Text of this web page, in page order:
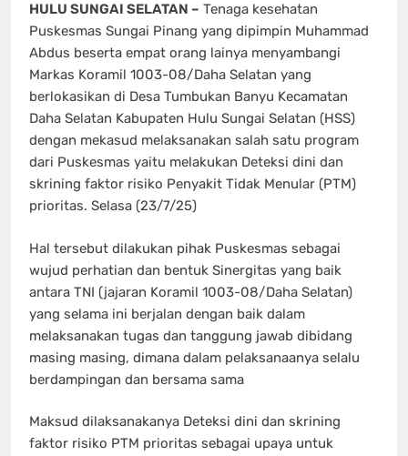
HULU SUNGAI SELATAN – Tenaga kesehatan
Puskesmas Sungai Pinang yang dipimpin Muhammad
Abdus beserta empat orang lainya menyambangi
Markas Koramil 1003-08/Daha Selatan yang
berlokasikan di Desa Tumbukan Banyu Kecamatan
Daha Selatan Kabupaten Hulu Sungai Selatan (HSS)
dengan mekasud melaksanakan salah satu program
dari Puskesmas yaitu melakukan Deteksi dini dan
skrining faktor risiko Penyakit Tidak Menular (PTM)
prioritas. Selasa (23/7/25)
Hal tersebut dilakukan pihak Puskesmas sebagai
wujud perhatian dan bentuk Sinergitas yang baik
antara TNI (jajaran Koramil 1003-08/Daha Selatan)
yang selama ini berjalan dengan baik dalam
melaksanakan tugas dan tanggung jawab dibidang
masing masing, dimana dalam pelaksanaanya selalu
berdampingan dan bersama sama
Maksud dilaksanakanya Deteksi dini dan skrining
faktor risiko PTM prioritas sebagai upaya untuk